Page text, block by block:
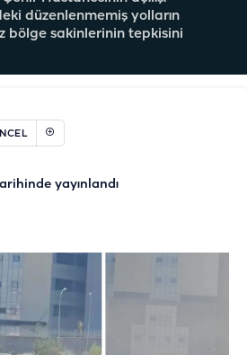
düzenlenmemiş yolların
bölge sakinlerinin tepkisini
yayınlandı